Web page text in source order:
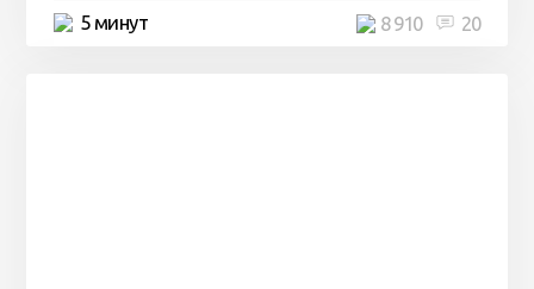
5 минут 20
8 910